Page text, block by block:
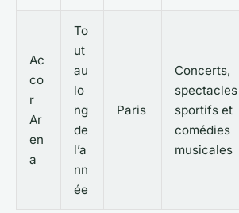
Ac
co
r
Ar
en
a
To
ut
au
lo
ng
de
l’a
nn
ée
Paris
Concerts,
spectacles
sportifs et
comédies
musicales